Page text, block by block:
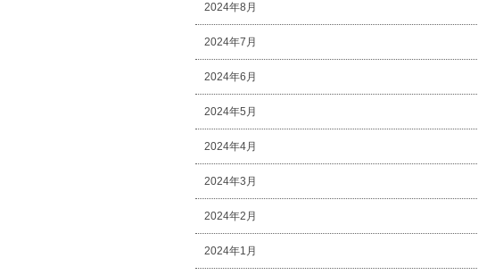
2024年8月
2024年7月
2024年6月
2024年5月
2024年4月
2024年3月
2024年2月
2024年1月